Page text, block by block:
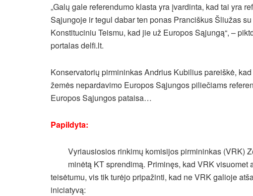
„Galų gale referendumo klasta yra įvardinta, kad tai yra
Sąjungoje ir tegul dabar ten ponas Pranciškus Šliužas
Konstituciniu Teismu, kad jie už Europos Sąjungą“, –
portalas delfi.lt.
Konservatorių pirmininkas Andrius Kubilius pareiškė,
žemės nepardavimo Europos Sąjungos piliečiams
Europos Sąjungos pataisa…
Papildyta:
Vyriausiosios rinkimų komisijos pirmininkas (VRK)
minėtą KT sprendimą. Priminęs, kad VRK
teisėtumu, vis tik turėjo pripažinti, kad ne VRK galioje
iniciatyvą: